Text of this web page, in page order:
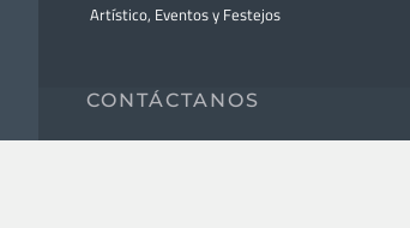
Artístico, Eventos y Festejos
CONTÁCTANOS